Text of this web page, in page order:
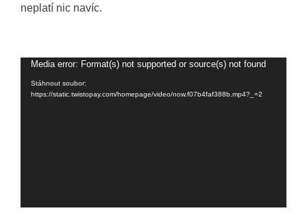
neplatí nic navíc.
Video
Media error: Format(s) not supported or source(s) not found
Stáhnout soubor:
https://static.twistopay.com/homepage/video/now.f07b4faf388b.mp4?_=2